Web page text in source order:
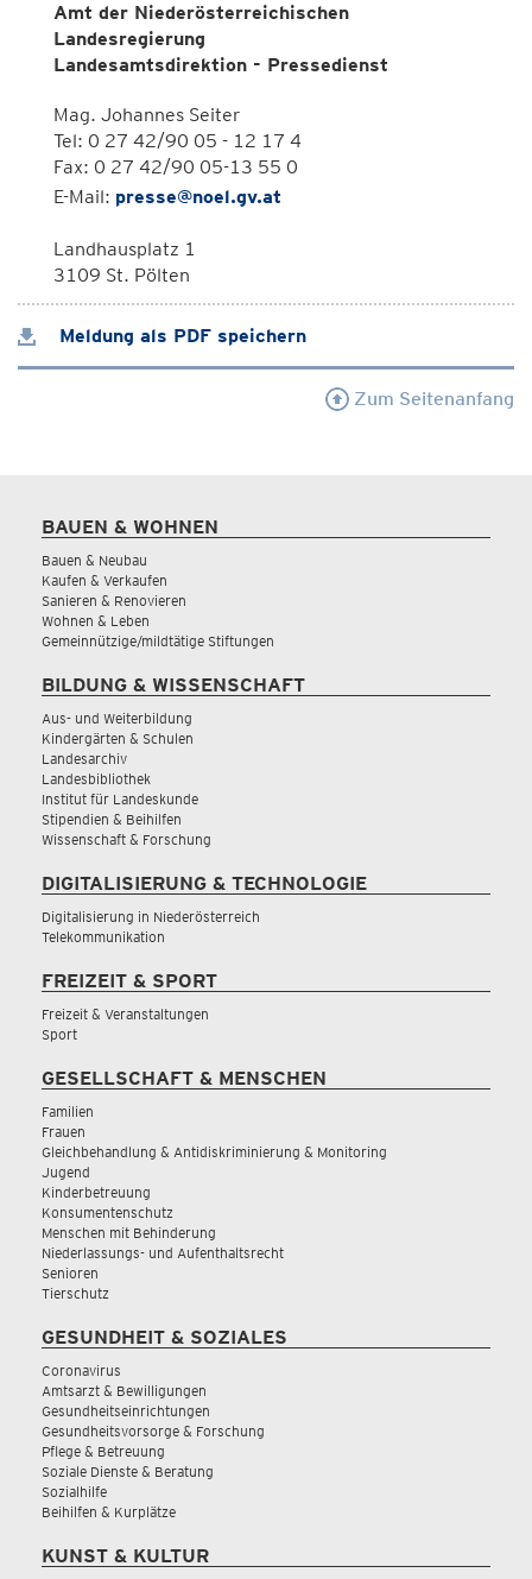
Amt der Niederösterreichischen
Landesregierung
Landesamtsdirektion - Pressedienst
Mag. Johannes Seiter
Tel: 0 27 42/90 05 - 12 17 4
Fax: 0 27 42/90 05-13 55 0
E-Mail: presse@noel.gv.at
Landhausplatz 1
3109 St. Pölten
Meldung als PDF speichern
Zum Seitenanfang
BAUEN & WOHNEN
Bauen & Neubau
Kaufen & Verkaufen
Sanieren & Renovieren
Wohnen & Leben
Gemeinnützige/mildtätige Stiftungen
BILDUNG & WISSENSCHAFT
Aus- und Weiterbildung
Kindergärten & Schulen
Landesarchiv
Landesbibliothek
Institut für Landeskunde
Stipendien & Beihilfen
Wissenschaft & Forschung
DIGITALISIERUNG & TECHNOLOGIE
Digitalisierung in Niederösterreich
Telekommunikation
FREIZEIT & SPORT
Freizeit & Veranstaltungen
Sport
GESELLSCHAFT & MENSCHEN
Familien
Frauen
Gleichbehandlung & Antidiskriminierung & Monitoring
Jugend
Kinderbetreuung
Konsumentenschutz
Menschen mit Behinderung
Niederlassungs- und Aufenthaltsrecht
Senioren
Tierschutz
GESUNDHEIT & SOZIALES
Coronavirus
Amtsarzt & Bewilligungen
Gesundheitseinrichtungen
Gesundheitsvorsorge & Forschung
Pflege & Betreuung
Soziale Dienste & Beratung
Sozialhilfe
Beihilfen & Kurplätze
KUNST & KULTUR